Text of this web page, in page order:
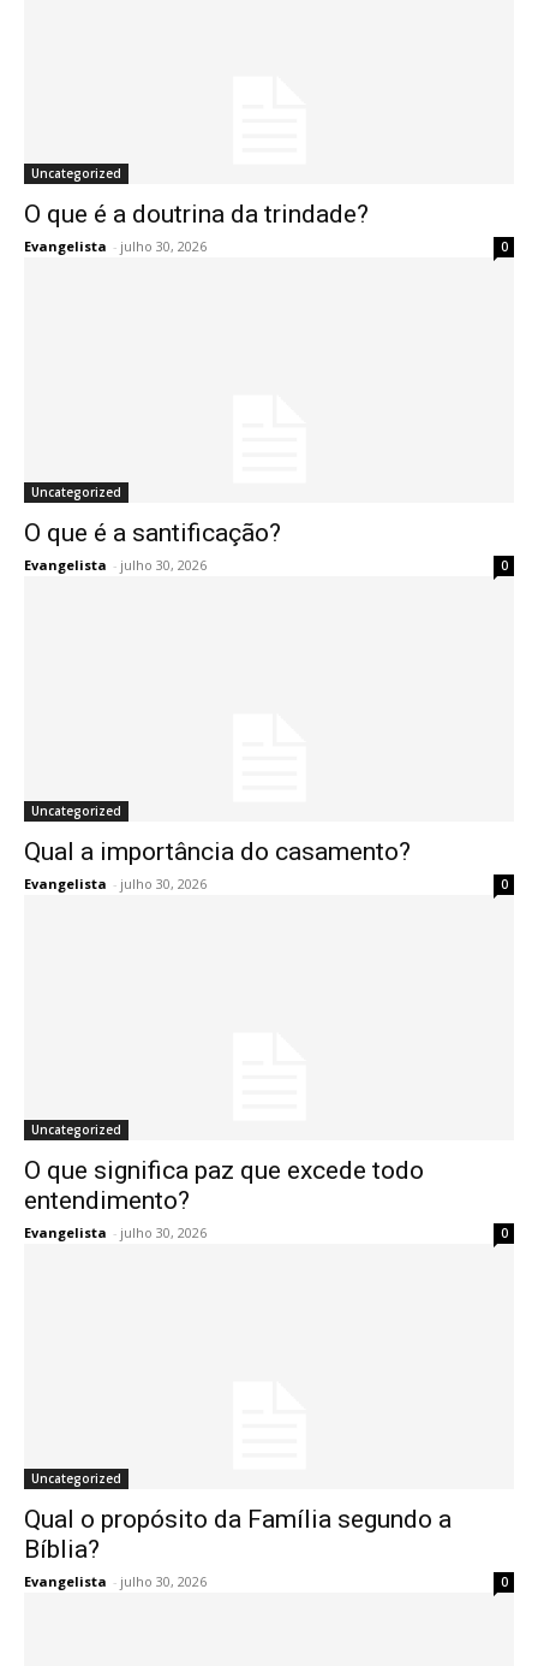
Uncategorized
O que é a doutrina da trindade?
Evangelista - julho 30, 2026 0
Uncategorized
O que é a santificação?
Evangelista - julho 30, 2026 0
Uncategorized
Qual a importância do casamento?
Evangelista - julho 30, 2026 0
Uncategorized
O que significa paz que excede todo
entendimento?
Evangelista - julho 30, 2026 0
Uncategorized
Qual o propósito da Família segundo a
Bíblia?
Evangelista - julho 30, 2026 0